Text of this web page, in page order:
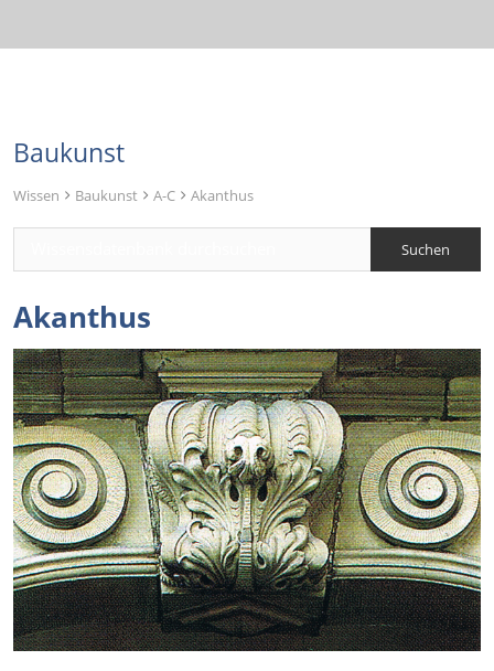
Baukunst
Wissen Baukunst A-C Akanthus
Akanthus